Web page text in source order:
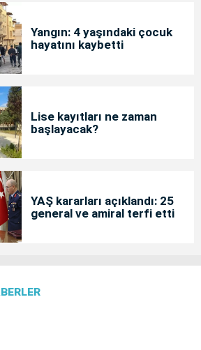
Yangın: 4 yaşındaki çocuk
hayatını kaybetti
Lise kayıtları ne zaman
başlayacak?
YAŞ kararları açıklandı: 25
general ve amiral terfi etti